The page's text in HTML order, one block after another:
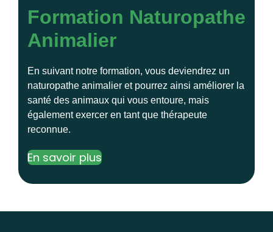
Formation Naturopathe
Animalier
En suivant notre formation, vous deviendrez un
naturopathe animalier et pourrez ainsi améliorer la
santé des animaux qui vous entoure, mais
également exercer en tant que thérapeute
reconnue.
En savoir plus